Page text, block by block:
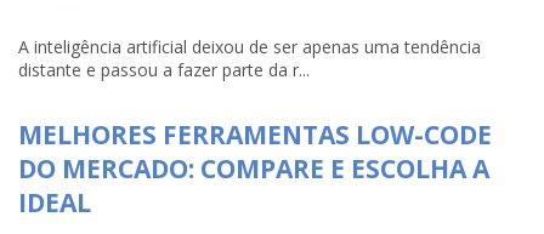
A inteligência artificial deixou de ser apenas uma tendência
distante e passou a fazer parte da r...
MELHORES FERRAMENTAS LOW-CODE
DO MERCADO: COMPARE E ESCOLHA A
IDEAL